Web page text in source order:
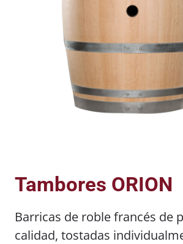
Tambores ORION
Barricas de roble francés de
calidad, tostadas